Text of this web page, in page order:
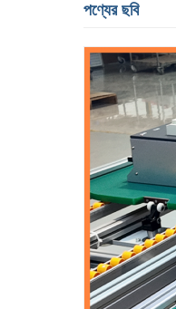
পণ্যের ছবি